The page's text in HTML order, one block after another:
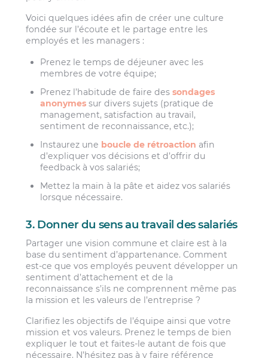
Voici quelques idées afin de créer une culture
fondée sur l’écoute et le partage entre les
employés et les managers :
Prenez le temps de déjeuner avec les
membres de votre équipe;
Prenez l’habitude de faire dessondages
anonymes sur divers sujets (pratique de
management, satisfaction au travail,
sentiment de reconnaissance, etc.);
Instaurez une boucle de rétroaction afin
d’expliquer vos décisions et d’offrir du
feedback à vos salariés;
Mettez la main à la pâte et aidez vos salariés
lorsque nécessaire.
3. Donner du sens au travail des salariés
Partager une vision commune et claire est à la
base du sentiment d’appartenance. Comment
est-ce que vos employés peuvent développer un
sentiment d’attachement et de la
reconnaissance s’ils ne comprennent même pas
la mission et les valeurs de l’entreprise ?
Clarifiez les objectifs de l’équipe ainsi que votre
mission et vos valeurs. Prenez le temps de bien
expliquer le tout et faites-le autant de fois que
nécessaire. N’hésitez pas à y faire référence